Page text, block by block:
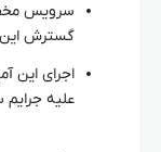
سرویس مخفی
گسترش این
اجرای این
علیه